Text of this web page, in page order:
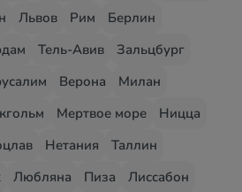
Львов Рим
Берлин
Тель-Авив
Зальцбург
Верона
Милан
Мертвое море
Ницца
Нетания
Таллин
Любляна Пиза
Лиссабон